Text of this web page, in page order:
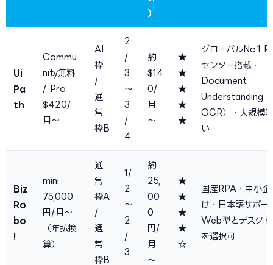
）
Ui
Pa
th
Commu
nity無料
/ Pro
$420/
月〜
AI
枠
/
通
常
枠B
2
/
3
〜
3
/
4
約
$14
0/
月
〜
★
★
★
★
★
グローバルNo.1
センター搭載・
Document
Understanding
OCR）・大規模
い
Biz
Ro
bo
!
mini
75,000
円/月〜
（年払換
算）
通
常
枠A
/
通
常
枠B
1/
2
〜
2
/
3
約
25,
00
0
円/
月
〜
★
★
★
★
☆
国産RPA・中小企
け・日本語サポー
Web型とデスク
を選択可